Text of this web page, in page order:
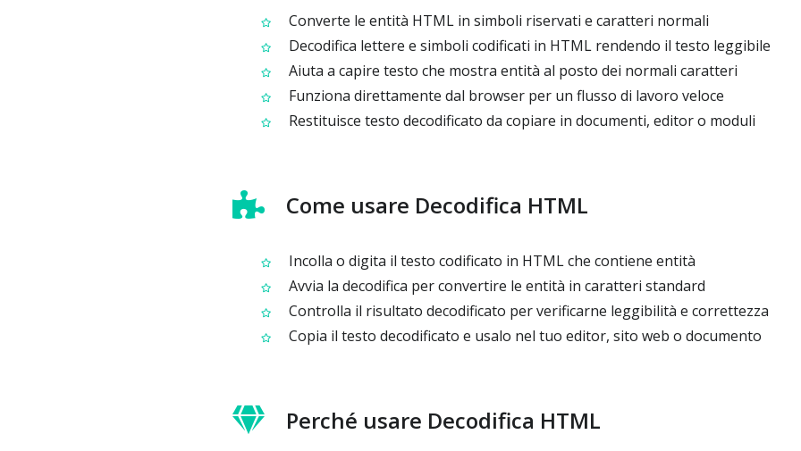
Converte le entità HTML in simboli riservati e caratteri normali
Decodifica lettere e simboli codificati in HTML rendendo il testo leggibile
Aiuta a capire testo che mostra entità al posto dei normali caratteri
Funziona direttamente dal browser per un flusso di lavoro veloce
Restituisce testo decodificato da copiare in documenti, editor o moduli
Come usare Decodifica HTML
Incolla o digita il testo codificato in HTML che contiene entità
Avvia la decodifica per convertire le entità in caratteri standard
Controlla il risultato decodificato per verificarne leggibilità e correttezza
Copia il testo decodificato e usalo nel tuo editor, sito web o documento
Perché usare Decodifica HTML